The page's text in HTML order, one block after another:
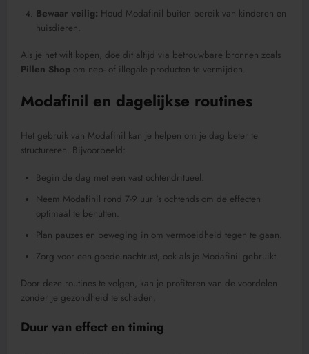
Bewaar veilig: Houd Modafinil buiten bereik van kinderen en
huisdieren.
Als je het wilt kopen, doe dit altijd via betrouwbare bronnen zoals
Pillen Shop om nep- of illegale producten te vermijden.
Modafinil en dagelijkse routines
Het gebruik van Modafinil kan je helpen om je dag beter te
structureren. Bijvoorbeeld:
Begin de dag met een vast ochtendritueel.
Neem Modafinil rond 7-9 uur ‘s ochtends om de effecten
optimaal te benutten.
Plan pauzes en beweging in om vermoeidheid tegen te gaan.
Zorg voor een goede nachtrust, ook als je Modafinil gebruikt.
Door deze routines te volgen, kan je profiteren van de voordelen
zonder je gezondheid te schaden.
Duur van effect en timing